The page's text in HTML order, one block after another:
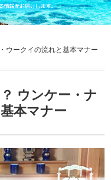
ウークイの流れと基本マナー
ウンケー・ナ
本マナー